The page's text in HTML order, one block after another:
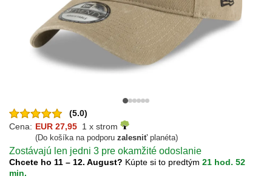
(5.0)
Cena: EUR 27,95 1 x strom
(Do košíka na podporu zalesniťplanéta)
Zostávajú len jedni 3 pre okamžité odoslanie
Chcete ho 11 – 12. August? Kúpte si to predtým 21 hod. 52
min.